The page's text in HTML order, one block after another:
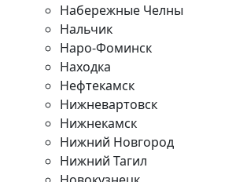
Набережные Челны
Нальчик
Наро-Фоминск
Находка
Нефтекамск
Нижневартовск
Нижнекамск
Нижний Новгород
Нижний Тагил